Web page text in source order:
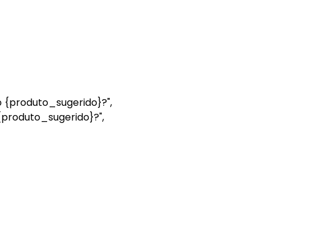
{produto_sugerido}?",